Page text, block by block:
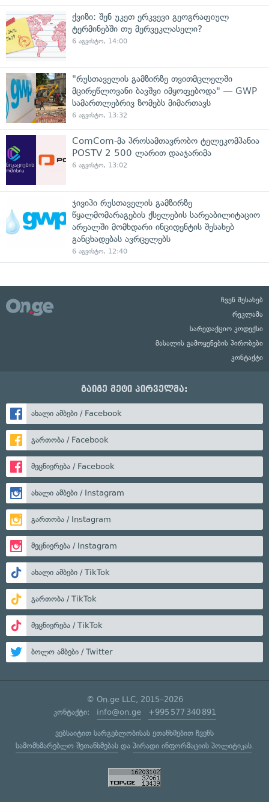
ქვიზი: შენ უკეთ ერკვევი გეოგრაფიულ
ტერმინებში თუ მერვეკლასელი?
6 აგვისტო, 14:00
"რუსთაველის გამზირზე თვითმცლელში
მცირეწლოვანი ბავშვი იმყოფებოდა" — GWP
სამართლებრივ ზომებს მიმართავს
6 აგვისტო, 13:32
ComCom-მა პროსამთავრობო ტელეკომპანია
POSTV 2 500 ლარით დააჯარიმა
6 აგვისტო, 13:02
ჯივიპი რუსთაველის გამზირზე
წყალმომარაგების ქსელების სარეაბილიტაციო
არეალში მომხდარი ინციდენტის შესახებ
განცხადებას ავრცელებს
6 აგვისტო, 12:40
ჩვენ შესახებ
რეკლამა
სარედაქციო კოდექსი
მასალის გამოყენების პირობები
კონტაქტი
გაიგე მეტი პირველმა:
ახალი ამბები / Facebook
გართობა / Facebook
მეცნიერება / Facebook
ახალი ამბები / Instagram
გართობა / Instagram
მეცნიერება / Instagram
ახალი ამბები / TikTok
გართობა / TikTok
მეცნიერება / TikTok
ბოლო ამბები / Twitter
© On.ge LLC, 2015–2026
კონტაქტი: info@on.ge +995 577 340 891
ვებსაიტით სარგებლობისას ეთანხმებით ჩვენს
სამომხმარებლო შეთანხმებასდა პირადი ინფორმაციის პოლიტიკას.